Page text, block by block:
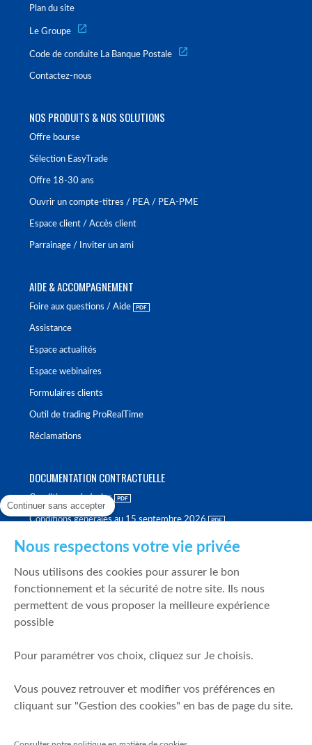
Plan du site
Le Groupe
Code de conduite La Banque Postale
Contactez-nous
NOS PRODUITS & NOS SOLUTIONS
Offre bourse
Sélection EasyTrade
Offre 18-30 ans
Ouvrir un compte-titres / PEA / PEA-PME
Espace client / Accès client
Parrainage / Inviter un ami
AIDE & ACCOMPAGNEMENT
Foire aux questions / Aide
Assistance
Espace actualités
Espace webinaires
Formulaires clients
Outil de trading ProRealTime
Réclamations
DOCUMENTATION CONTRACTUELLE
Conditions générales
Conditions générales au 15 septembre 2026
Politique de meilleure sélection
Politique de durabilité
Fonds de garantie des dépôts et de résolution
Mentions légales
Prévention de la fraude
Continuer sans accepter
Nous respectons votre vie privée
Nous utilisons des cookies pour assurer le bon
fonctionnement et la sécurité de notre site. Ils nous
permettent de vous proposer la meilleure expérience
possible
Pour paramétrer vos choix, cliquez sur Je choisis.
Vous pouvez retrouver et modifier vos préférences en
cliquant sur "Gestion des cookies" en bas de page du site.